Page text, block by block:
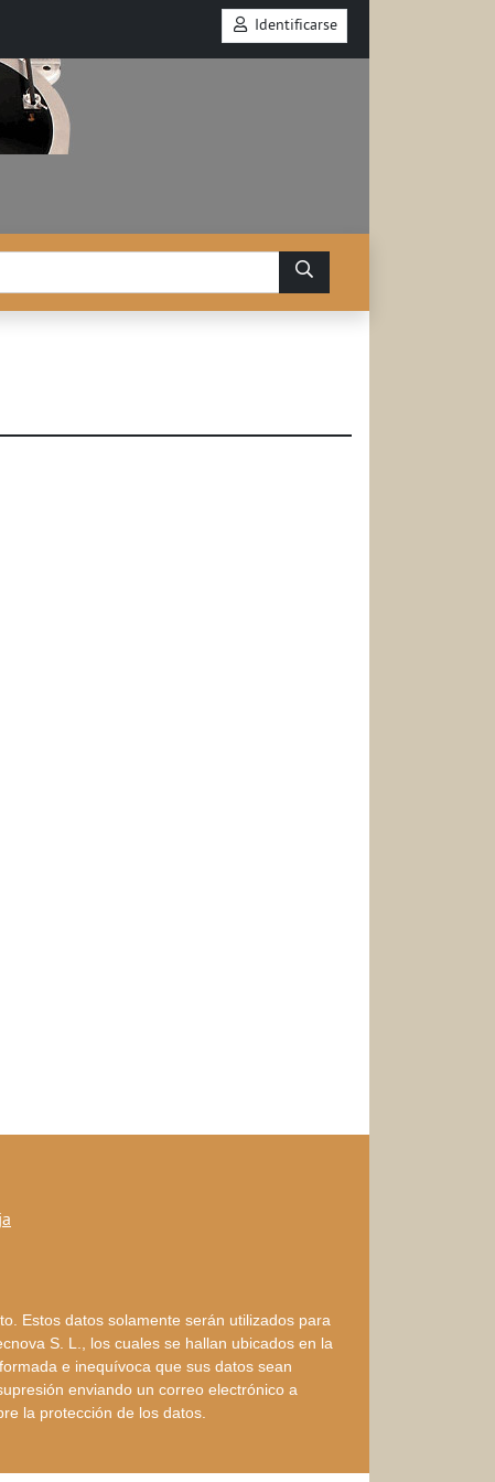
Identificarse
Estos datos solamente serán utilizados para
S. L., los cuales se hallan ubicados en la
e inequívoca que sus datos sean
enviando un correo electrónico a
la protección de los datos.